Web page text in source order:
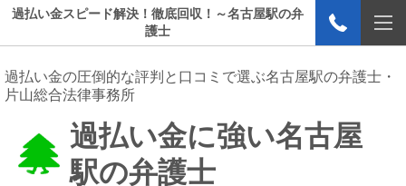
過払い金スピード解決！徹底回収！～名古屋駅の弁
護士
過払い金の圧倒的な評判と口コミで選ぶ名古屋駅の弁護士・
片山総合法律事務所
過払い金に強い名古屋
駅の弁護士